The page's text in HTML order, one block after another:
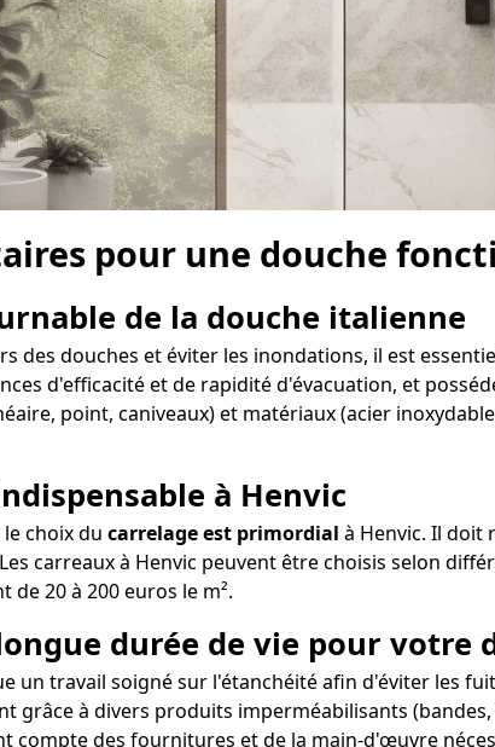
pour une douche
de la douche italienne
des douches et éviter les inondations, il est
d'efficacité et de rapidité d'évacuation, et
point, caniveaux) et matériaux (acier
à Henvic
choix du carrelage est primordial à Henvic. Il doit
carreaux à Henvic peuvent être choisis selon
20 à 200 euros le m².
durée de vie pour votre
un travail soigné sur l'étanchéité afin d'éviter les
grâce à divers produits imperméabilisants
compte des fournitures et de la main-d'œuvre